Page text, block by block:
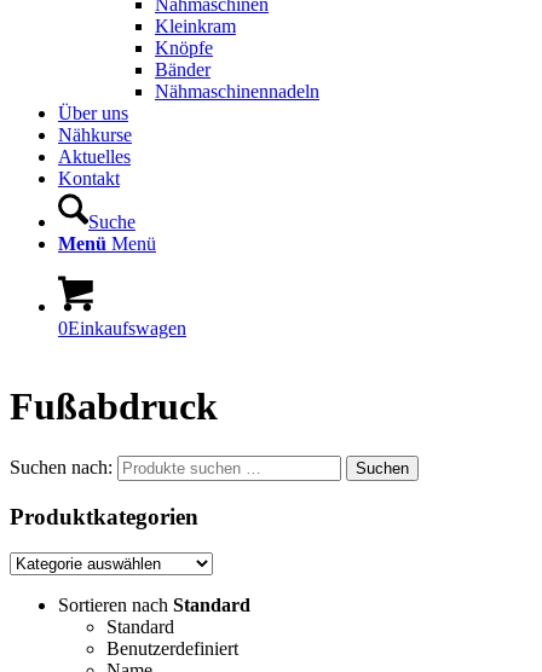
Nähmaschinen
Kleinkram
Knöpfe
Bänder
Nähmaschinennadeln
Über uns
Nähkurse
Aktuelles
Kontakt
Suche
Menü Menü
0Einkaufswagen
Fußabdruck
Sortieren nach Standard
Standard
Benutzerdefiniert
Suchen nach: Suchen
Produktkategorien